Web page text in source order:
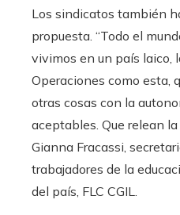
Los sindicatos también
propuesta. “Todo el
vivimos en un país laico,
Operaciones como esta,
otras cosas con la
aceptables. Que relean
Gianna Fracassi,
trabajadores de la
del país, FLC CGIL.